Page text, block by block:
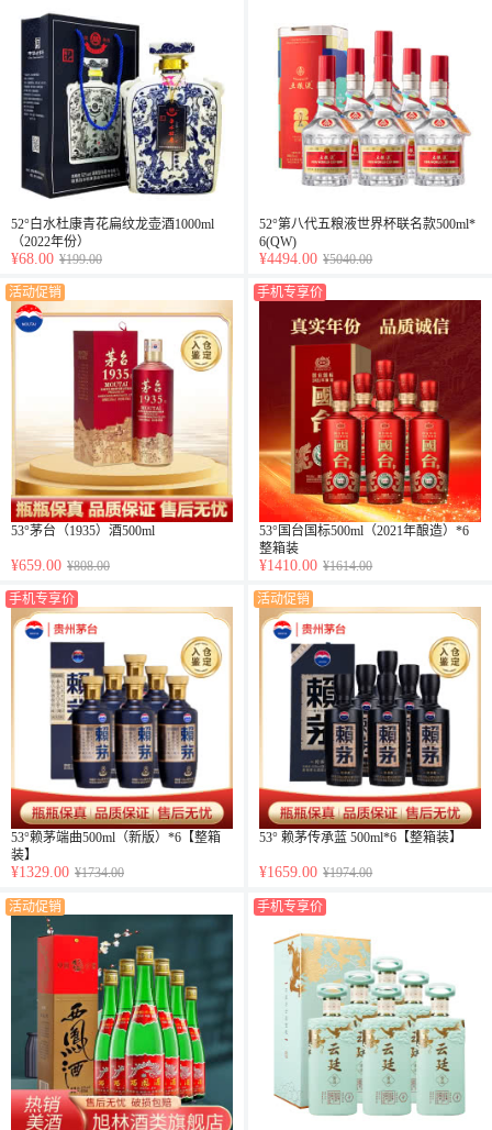
52°白水杜康青花扁纹龙壶酒1000ml
（2022年份）
¥68.00 ¥199.00
52°第八代五粮液世界杯联名款500ml*
6(QW)
¥4494.00 ¥5040.00
活动促销
53°茅台（1935）酒500ml
¥659.00 ¥808.00
手机专享价
53°国台国标500ml（2021年酿造）*6
整箱装
¥1410.00 ¥1614.00
手机专享价
53°赖茅端曲500ml（新版）*6【整箱
装】
¥1329.00 ¥1734.00
活动促销
53° 赖茅传承蓝 500ml*6【整箱装】
¥1659.00 ¥1974.00
活动促销 手机专享价